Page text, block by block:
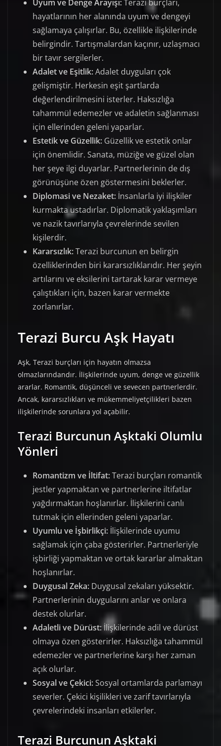
Uyum ve Denge Arayışı:Terazi burçları,
hayatlarının her alanında uyum ve dengeyi
sağlamaya çalışırlar. Bu, özellikle ilişkilerinde
belirgindir. Tartışmalardan kaçınır, uzlaşmacı
bir tavır sergilerler.
Adalet ve Eşitlik:Adalet duyguları çok
gelişmiştir. Herkesin eşit şartlarda
değerlendirilmesini isterler. Haksızlığa
tahammül edemezler ve adaletin sağlanması
için ellerinden geleni yaparlar.
Estetik ve Güzellik: Güzellik ve estetik onlar
için önemlidir. Sanata, müziğe ve güzel olan
her şeye ilgi duyarlar. Partnerlerinin de dış
görünüşüne özen göstermesini beklerler.
Diplomasi ve Nezaket: İnsanlarla iyi ilişkiler
kurmakta ustadırlar. Diplomatik yaklaşımları
ve nazik tavırlarıyla çevrelerinde sevilen
kişilerdir.
Kararsızlık:Terazi burcunun en belirgin
özelliklerinden biri kararsızlıklarıdır. Her şeyin
artılarını ve eksilerini tartarak karar vermeye
çalıştıkları için, bazen karar vermekte
zorlanırlar.
Terazi Burcu Aşk Hayatı
Aşk, Terazi burçları için hayatın olmazsa
olmazlarındandır. İlişkilerinde uyum, denge ve güzellik
ararlar. Romantik, düşünceli ve sevecen partnerlerdir.
Ancak, kararsızlıkları ve mükemmeliyetçilikleri bazen
ilişkilerinde sorunlara yol açabilir.
Terazi Burcunun Aşktaki Olumlu
Yönleri
Romantizm ve İltifat:Terazi burçları romantik
jestler yapmaktan ve partnerlerine iltifatlar
yağdırmaktan hoşlanırlar. İlişkilerini canlı
tutmak için ellerinden geleni yaparlar.
Uyumlu ve İşbirlikçi: İlişkilerinde uyumu
sağlamak için çaba gösterirler. Partnerleriyle
işbirliği yapmaktan ve ortak kararlar almaktan
hoşlanırlar.
Duygusal Zeka: Duygusal zekaları yüksektir.
Partnerlerinin duygularını anlar ve onlara
destek olurlar.
Adaletli ve Dürüst:İlişkilerinde adil ve dürüst
olmaya özen gösterirler. Haksızlığa tahammül
edemezler ve partnerlerine karşı her zaman
açık olurlar.
Sosyal ve Çekici:Sosyal ortamlarda parlamayı
severler. Çekici kişilikleri ve zarif tavırlarıyla
çevrelerindeki insanları etkilerler.
Terazi Burcunun Aşktaki